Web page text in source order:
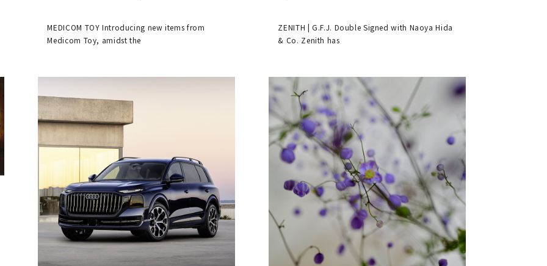
MEDICOM TOY Introducing new items from
Medicom Toy, amidst the
ZENITH | G.F.J. Double Signed with Naoya Hida
& Co. Zenith has